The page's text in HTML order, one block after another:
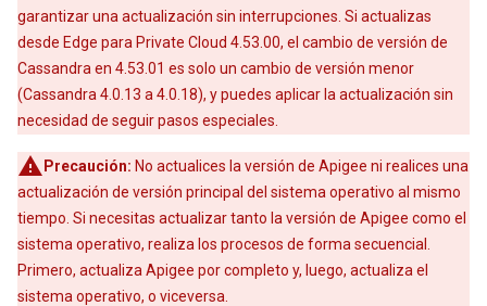
garantizar una actualización sin interrupciones. Si actualizas
desde Edge para Private Cloud 4.53.00, el cambio de versión de
Cassandra en 4.53.01 es solo un cambio de versión menor
(Cassandra 4.0.13 a 4.0.18), y puedes aplicar la actualización sin
necesidad de seguir pasos especiales.
Precaución: No actualices la versión de Apigee ni realices una
actualización de versión principal del sistema operativo al mismo
tiempo. Si necesitas actualizar tanto la versión de Apigee como el
sistema operativo, realiza los procesos de forma secuencial.
Primero, actualiza Apigee por completo y, luego, actualiza el
sistema operativo, o viceversa.